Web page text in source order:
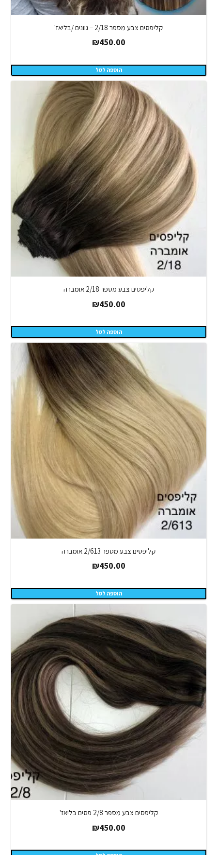
קליפסים צבע מספר 2/18 – גוונים /בליאז'
₪450.00
הוספה לסל
קליפסים צבע מספר 2/18 אומברה
₪450.00
הוספה לסל
קליפסים צבע מספר 2/613 אומברה
₪450.00
הוספה לסל
קליפסים צבע מספר 2/8 פסים בליאז'
₪450.00